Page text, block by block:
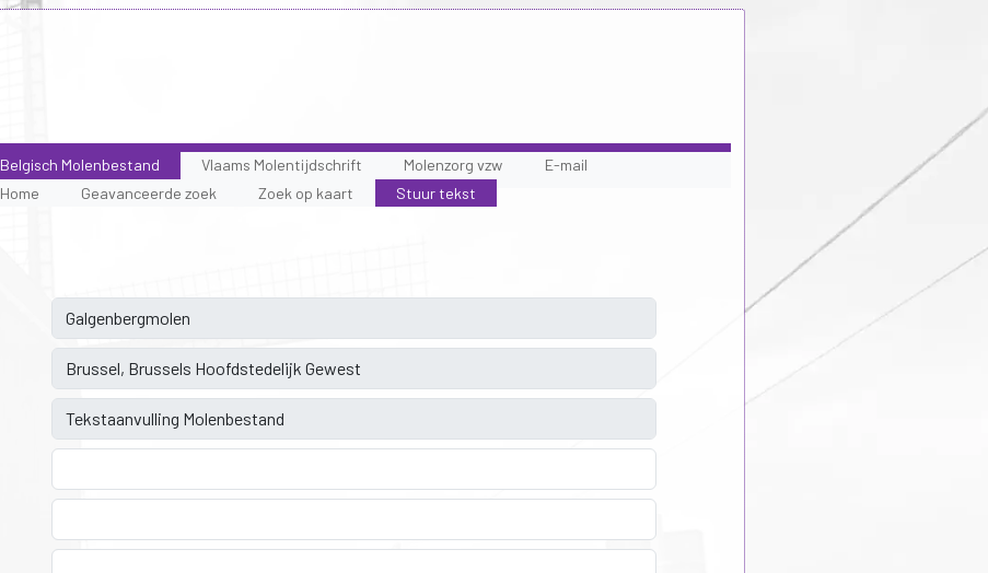
Belgisch Molenbestand
Home
Geavanceerde zoek Zoek op kaart Stuur tekst
Vlaams Molentijdschrift Molenzorg vzw E-mail